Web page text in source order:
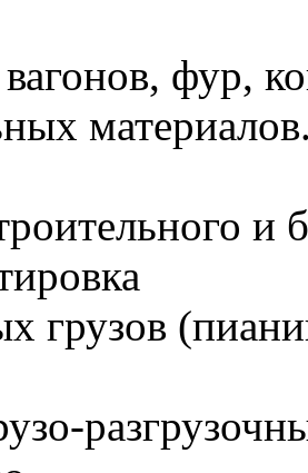
вагонов, фур,
и
грузов